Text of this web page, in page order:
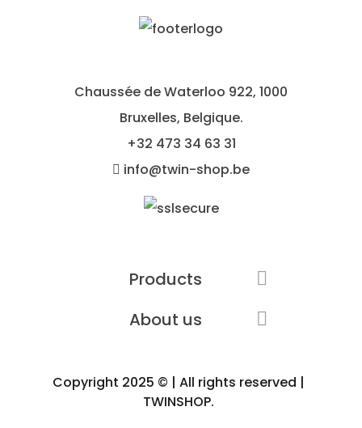
Chaussée de Waterloo 922, 1000
Bruxelles, Belgique.
+32 473 34 63 31
info@twin-shop.be
Products 
About us 
Copyright 2025 © | All rights reserved |
TWINSHOP.